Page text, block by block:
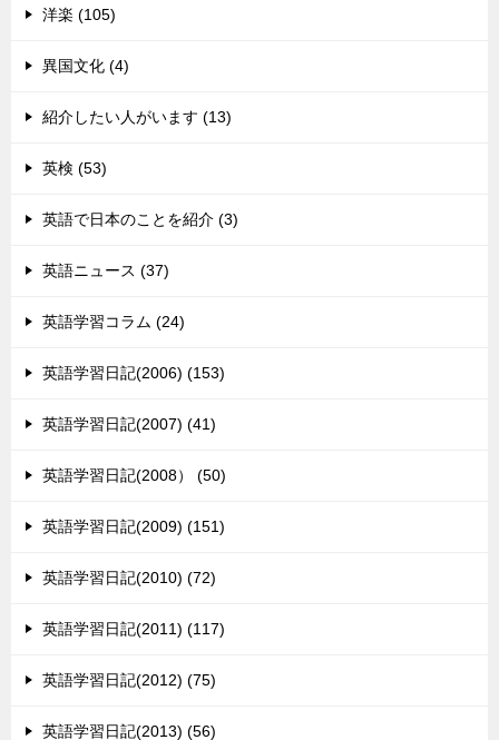
洋楽 (105)
異国文化 (4)
紹介したい人がいます (13)
英検 (53)
英語で日本のことを紹介 (3)
英語ニュース (37)
英語学習コラム (24)
英語学習日記(2006) (153)
英語学習日記(2007) (41)
英語学習日記(2008） (50)
英語学習日記(2009) (151)
英語学習日記(2010) (72)
英語学習日記(2011) (117)
英語学習日記(2012) (75)
英語学習日記(2013) (56)